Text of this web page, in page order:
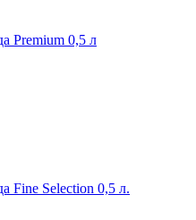
Premium 0,5 л
Fine Selection 0,5 л.